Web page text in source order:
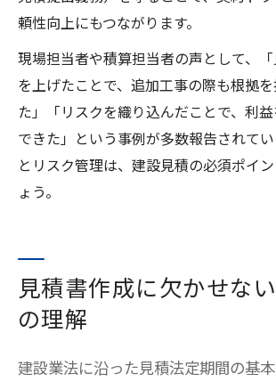
頼性向上にもつながります。
現場担当者や積算担当者の声として、
を上げたことで、追加工事の際も根拠
た」「リスクを織り込んだことで、利
できた」という事例が多数報告されて
とリスク管理は、建設見積の必須ポイ
ょう。
見積書作成に欠かせな
の理解
建設業法に沿った見積法定期間の基